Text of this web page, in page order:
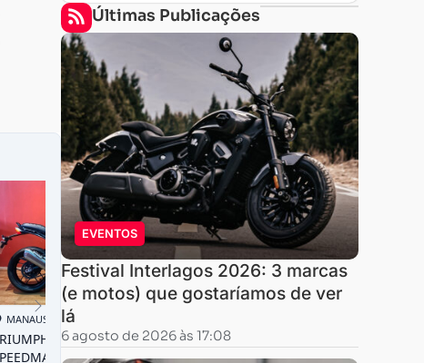
Últimas Publicações
EVENTOS
Festival Interlagos 2026: 3 marcas
(e motos) que gostaríamos de ver
lá
6 agosto de 2026 às 17:08